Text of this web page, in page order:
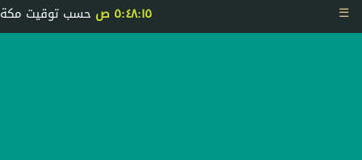
٥:٤٨:١٥ ص حسب توقيت مكة ☰